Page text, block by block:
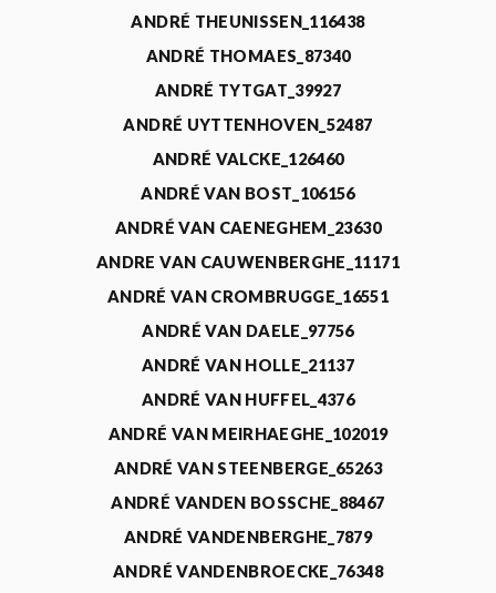
ANDRÉ THEUNISSEN_116438
ANDRÉ THOMAES_87340
ANDRÉ TYTGAT_39927
ANDRÉ UYTTENHOVEN_52487
ANDRÉ VALCKE_126460
ANDRÉ VAN BOST_106156
ANDRÉ VAN CAENEGHEM_23630
ANDRE VAN CAUWENBERGHE_11171
ANDRÉ VAN CROMBRUGGE_16551
ANDRÉ VAN DAELE_97756
ANDRÉ VAN HOLLE_21137
ANDRÉ VAN HUFFEL_4376
ANDRÉ VAN MEIRHAEGHE_102019
ANDRÉ VAN STEENBERGE_65263
ANDRÉ VANDEN BOSSCHE_88467
ANDRÉ VANDENBERGHE_7879
ANDRÉ VANDENBROECKE_76348